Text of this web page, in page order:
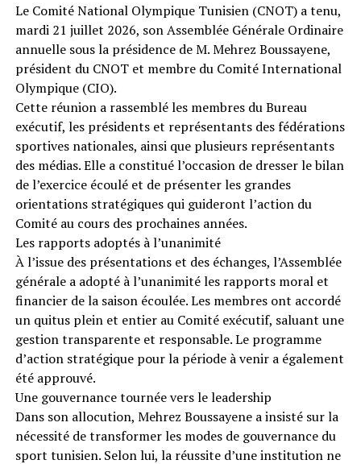
Le Comité National Olympique Tunisien (CNOT) a tenu,
mardi 21 juillet 2026, son Assemblée Générale Ordinaire
annuelle sous la présidence de M. Mehrez Boussayene,
président du CNOT et membre du Comité International
Olympique (CIO).
Cette réunion a rassemblé les membres du Bureau
exécutif, les présidents et représentants des fédérations
sportives nationales, ainsi que plusieurs représentants
des médias. Elle a constitué l’occasion de dresser le bilan
de l’exercice écoulé et de présenter les grandes
orientations stratégiques qui guideront l’action du
Comité au cours des prochaines années.
Les rapports adoptés à l’unanimité
À l’issue des présentations et des échanges, l’Assemblée
générale a adopté à l’unanimité les rapports moral et
financier de la saison écoulée. Les membres ont accordé
un quitus plein et entier au Comité exécutif, saluant une
gestion transparente et responsable. Le programme
d’action stratégique pour la période à venir a également
été approuvé.
Une gouvernance tournée vers le leadership
Dans son allocution, Mehrez Boussayene a insisté sur la
nécessité de transformer les modes de gouvernance du
sport tunisien. Selon lui, la réussite d’une institution ne